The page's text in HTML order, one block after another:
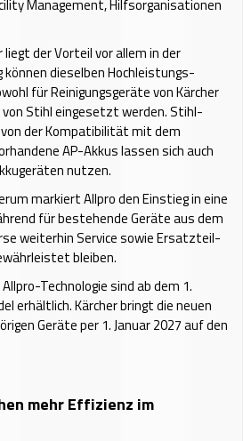
Management, Hilfsorganisationen
der Vorteil vor allem in der
dieselben Hochleistungs-
für Reinigungsgeräte von Kärcher
Stihl eingesetzt werden. Stihl-
der Kompatibilität mit dem
AP-Akkus lassen sich auch
nutzen.
markiert Allpro den Einstieg in eine
für bestehende Geräte aus dem
weiterhin Service sowie Ersatzteil-
bleiben.
Technologie sind ab dem 1.
erhältlich. Kärcher bringt die neuen
Geräte per 1. Januar 2027 auf den
mehr Effizienz im